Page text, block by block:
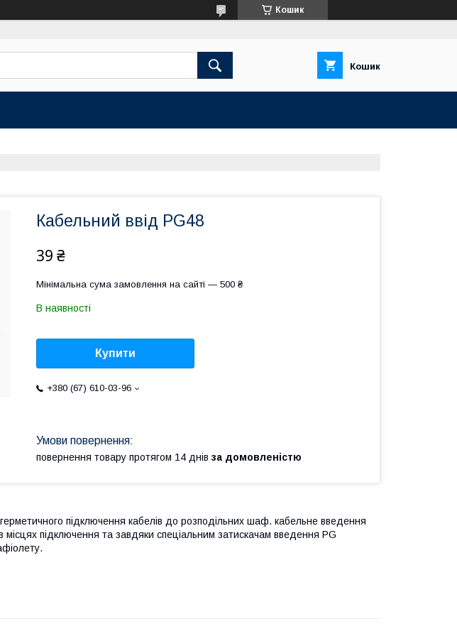
Кошик
Кошик
Кабельний ввід PG48
39 ₴
Мінімальна сума замовлення на сайті — 500 ₴
В наявності
Купити
+380 (67) 610-03-96
повернення товару протягом 14 днів за домовленістю
підключення кабелів до розподільних шаф. кабельне введення
місцях підключення та завдяки спеціальним затискачам введення PG